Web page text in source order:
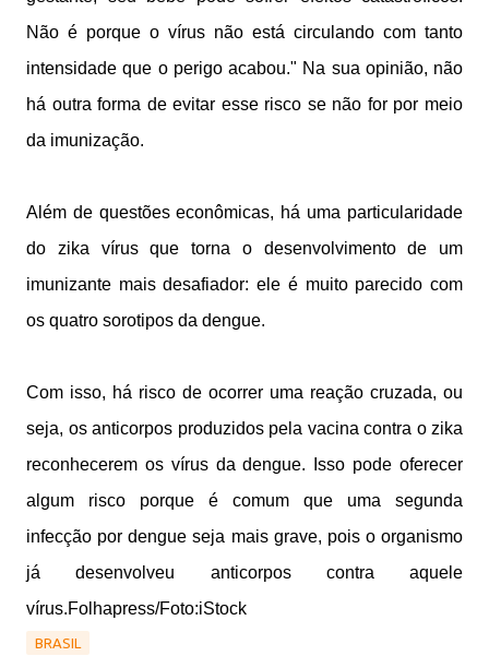
Não é porque o vírus não está circulando com tanto
intensidade que o perigo acabou." Na sua opinião, não
há outra forma de evitar esse risco se não for por meio
da imunização.
Além de questões econômicas, há uma particularidade
do zika vírus que torna o desenvolvimento de um
imunizante mais desafiador: ele é muito parecido com
os quatro sorotipos da dengue.
Com isso, há risco de ocorrer uma reação cruzada, ou
seja, os anticorpos produzidos pela vacina contra o zika
reconhecerem os vírus da dengue. Isso pode oferecer
algum risco porque é comum que uma segunda
infecção por dengue seja mais grave, pois o organismo
já desenvolveu anticorpos contra aquele
vírus.Folhapress/Foto:iStock
BRASIL